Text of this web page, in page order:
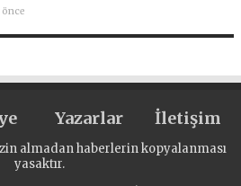
önce
Yazarlar İletişim
almadan haberlerin kopyalanması
yasaktır.